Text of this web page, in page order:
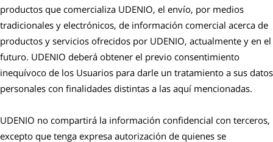
productos que comercializa UDENIO, el envío, por medios
tradicionales y electrónicos, de información comercial acerca de
productos y servicios ofrecidos por UDENIO, actualmente y en el
futuro. UDENIO deberá obtener el previo consentimiento
inequívoco de los Usuarios para darle un tratamiento a sus datos
personales con finalidades distintas a las aquí mencionadas.
UDENIO no compartirá la información confidencial con terceros,
excepto que tenga expresa autorización de quienes se